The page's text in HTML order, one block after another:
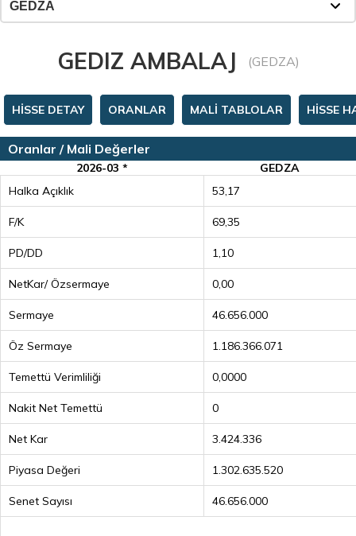
GEDIZ AMBALAJ (GEDZA)
HİSSE DETAY ORANLAR MALİ TABLOLAR HİSSE
Oranlar / Mali Değerler
2026-03 *
GEDZA
Halka Açıklık
53,17
F/K 69,35
PD/DD 1,10
NetKar/ Özsermaye 0,00
Sermaye 46.656.000
Öz Sermaye 1.186.366.071
Temettü Verimliliği 0,0000
Nakit Net Temettü 0
Net Kar 3.424.336
Piyasa Değeri 1.302.635.520
Senet Sayısı 46.656.000